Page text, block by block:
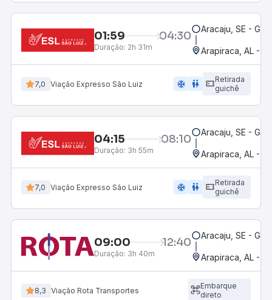
01:59 04:30
Duração: 2h 31m
Aracaju, SE -
Arapiraca, AL -
7,0 Viação Expresso São Luiz ac_unit wc
Retirada
guichê
04:15 08:10
Duração: 3h 55m
Aracaju, SE -
Arapiraca, AL -
7,0 Viação Expresso São Luiz ac_unit wc
Retirada
guichê
09:00 12:40
Duração: 3h 40m
Aracaju, SE -
Arapiraca, AL -
8,3 Viação Rota Transportes
Embarque
direto